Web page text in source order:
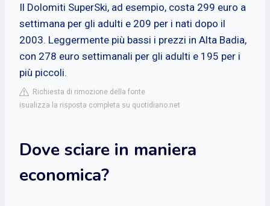
Il Dolomiti SuperSki, ad esempio, costa 299 euro a
settimana per gli adulti e 209 per i nati dopo il
2003. Leggermente più bassi i prezzi in Alta Badia,
con 278 euro settimanali per gli adulti e 195 per i
più piccoli.
Richiesta di rimozione della fonte
isualizza la risposta completa su quotidiano.net
Dove sciare in maniera
economica?